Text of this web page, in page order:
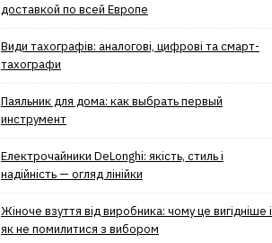
доставкой по всей Европе
Види тахографів: аналогові, цифрові та смарт-
тахографи
Паяльник для дома: как выбрать первый
инструмент
Електрочайники DeLonghi: якість, стиль і
надійність — огляд лінійки
Жіноче взуття від виробника: чому це вигідніше і
як не помилитися з вибором